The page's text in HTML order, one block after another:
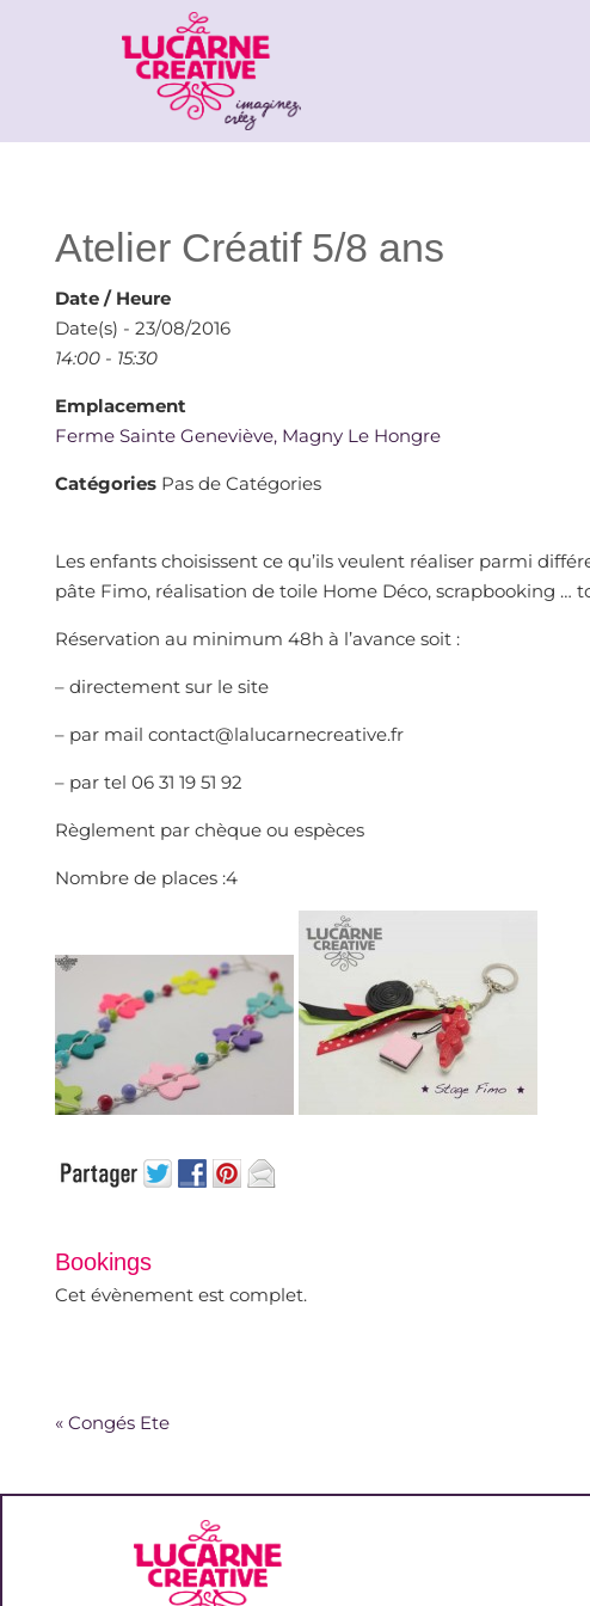
Atelier Créatif 5/8 ans
Date / Heure
Date(s) - 23/08/2016
14:00 - 15:30
Emplacement
Ferme Sainte Geneviève, Magny Le Hongre
Catégories Pas de Catégories
Les enfants choisissent ce qu’ils veulent réaliser parmi
pâte Fimo, réalisation de toile Home Déco, scrapbooking …
Réservation au minimum 48h à l’avance soit :
– directement sur le site
– par mail contact@lalucarnecreative.fr
– par tel 06 31 19 51 92
Règlement par chèque ou espèces
Nombre de places :4
Bookings
Cet évènement est complet.
« Congés Ete